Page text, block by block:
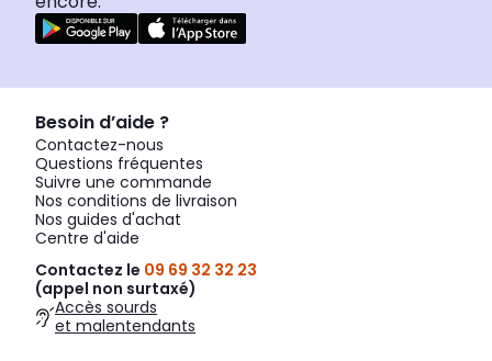
Besoin d’aide ?
Contactez-nous
Questions fréquentes
Suivre une commande
Nos conditions de livraison
Nos guides d'achat
Centre d'aide
Contactez le 09 69 32 32 23
(appel non surtaxé)
Accès sourds
et malentendants